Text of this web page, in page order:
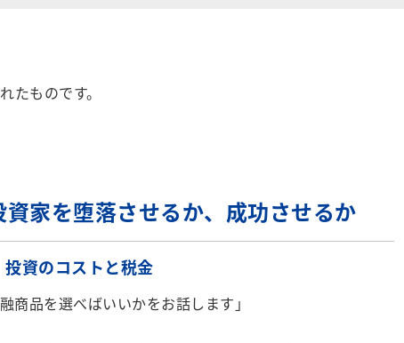
ものです。
家を堕落させるか、成功させるか
資のコストと税金
商品を選べばいいかをお話します」